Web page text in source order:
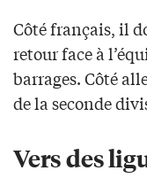
Côté français, il
retour face à
barrages. Côté
de la seconde
Vers des